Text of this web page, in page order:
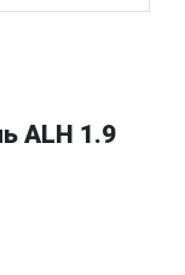
ALH 1.9